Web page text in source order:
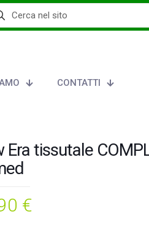
CONTATTI
Era tissutale
€